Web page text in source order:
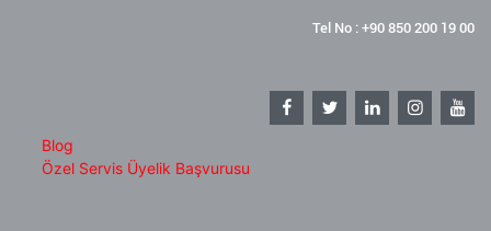
Tel No : +90 850 200 19 00
Blog
Özel Servis Üyelik Başvurusu